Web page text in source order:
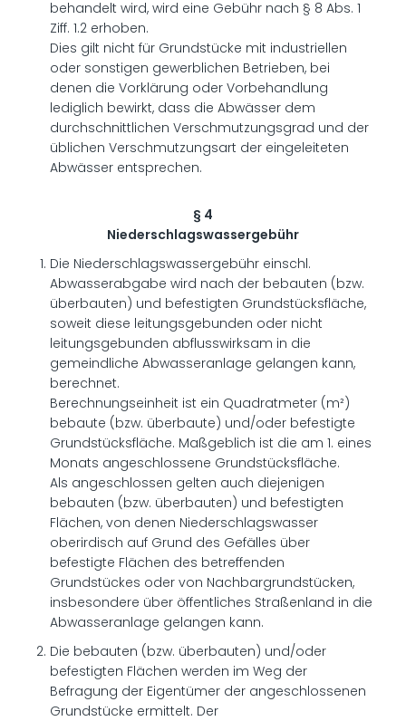
behandelt wird, wird eine Gebühr nach § 8 Abs. 1
Ziff. 1.2 erhoben.
Dies gilt nicht für Grundstücke mit industriellen
oder sonstigen gewerblichen Betrieben, bei
denen die Vorklärung oder Vorbehandlung
lediglich bewirkt, dass die Abwässer dem
durchschnittlichen Verschmutzungsgrad und der
üblichen Verschmutzungsart der eingeleiteten
Abwässer entsprechen.
§ 4
Niederschlagswassergebühr
Die Niederschlagswassergebühr einschl.
Abwasserabgabe wird nach der bebauten (bzw.
überbauten) und befestigten Grundstücksfläche,
soweit diese leitungsgebunden oder nicht
leitungsgebunden abflusswirksam in die
gemeindliche Abwasseranlage gelangen kann,
berechnet.
Berechnungseinheit ist ein Quadratmeter (m²)
bebaute (bzw. überbaute) und/oder befestigte
Grundstücksfläche. Maßgeblich ist die am 1. eines
Monats angeschlossene Grundstücksfläche.
Als angeschlossen gelten auch diejenigen
bebauten (bzw. überbauten) und befestigten
Flächen, von denen Niederschlagswasser
oberirdisch auf Grund des Gefälles über
befestigte Flächen des betreffenden
Grundstückes oder von Nachbargrundstücken,
insbesondere über öffentliches Straßenland in die
Abwasseranlage gelangen kann.
Die bebauten (bzw. überbauten) und/oder
befestigten Flächen werden im Weg der
Befragung der Eigentümer der angeschlossenen
Grundstücke ermittelt. Der